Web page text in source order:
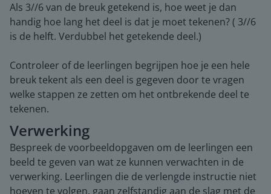
Als 3//6 van de breuk getekend is, hoe weet je dan
handig hoe lang het deel is dat je moet tekenen? ( 3//6
is de helft. Verdubbel het getekende deel.)
Controleer of de leerlingen begrijpen hoe je een hele
breuk tekent als een deel is gegeven door te vragen
welke stappen ze zetten om het ontbrekende deel te
tekenen.
Verwerking
Bespreek de voorbeeldopgaven om de leerlingen een
beeld te geven van wat ze kunnen verwachten in de
verwerking. Leerlingen die de verlengde instructie niet
hoeven te volgen, gaan zelfstandig aan de slag met de